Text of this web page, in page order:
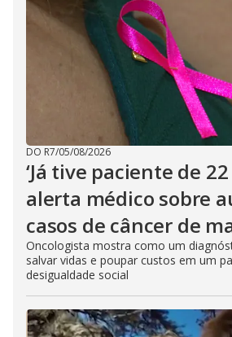
DO R7/05/08/2026
‘Já tive paciente de 22
alerta médico sobre
casos de câncer de
Oncologista mostra como um
salvar vidas e poupar custos em um
desigualdade social